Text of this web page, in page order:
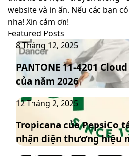
website và in ấn. Nếu các bạn
nha! Xin cảm ơn!
Featured Posts
PANTONE
11-
4201
Cloud
Màu
của
năm
8 Tháng 12, 2025
PANTONE 11-4201
của năm 2026
Tropicana
PepsiCo
tái
12 Tháng 2, 2025
Tropicana của PepsiCo
nhận diện thương hiệu